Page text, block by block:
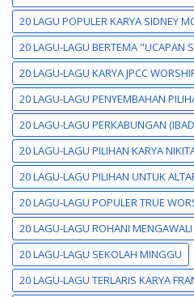
20 LAGU POPULER KARYA SIDNEY
20 LAGU-LAGU BERTEMA "UCAPAN
20 LAGU-LAGU KARYA JPCC
20 LAGU-LAGU PENYEMBAHAN
20 LAGU-LAGU PERKABUNGAN
20 LAGU-LAGU PILIHAN KARYA
20 LAGU-LAGU PILIHAN UNTUK
20 LAGU-LAGU POPULER TRUE
20 LAGU-LAGU ROHANI
20 LAGU-LAGU SEKOLAH MINGGU
20 LAGU-LAGU TERLARIS KARYA